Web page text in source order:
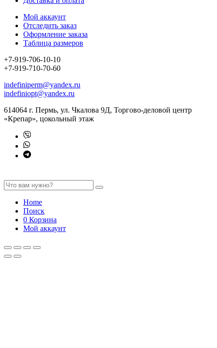
Мой аккаунт
Отследить заказ
Оформление заказа
Таблица размеров
+7-919-706-10-10
+7-919-710-70-60
indefiniperm@yandex.ru
indefiniopt@yandex.ru
614064 г. Пермь, ул. Чкалова 9Д, Торгово-деловой центр
«Крепар», цокольный этаж
Home
Поиск
0 Корзина
Мой аккаунт